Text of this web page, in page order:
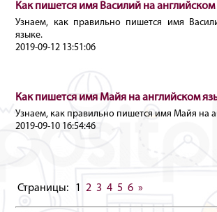
Как пишется имя Василий на английском
Узнаем, как правильно пишется имя
языке.
2019-09-12 13:51:06
Как пишется имя Майя на английском
Узнаем, как правильно пишется имя Майя на
2019-09-10 16:54:46
Страницы: 1 2 3 4 5 6 »